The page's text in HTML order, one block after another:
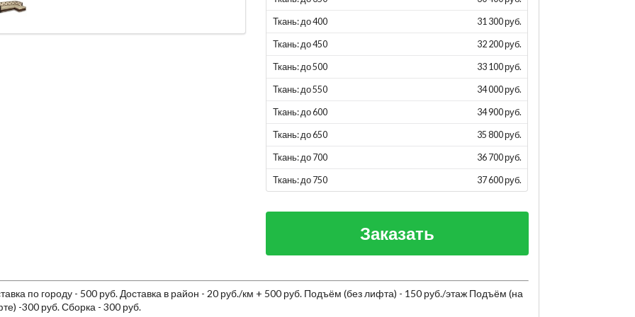
Ткань: до 400 31 300 руб.
Ткань: до 450 32 200 руб.
Ткань: до 500 33 100 руб.
Ткань: до 550 34 000 руб.
Ткань: до 600 34 900 руб.
Ткань: до 650 35 800 руб.
Ткань: до 700 36 700 руб.
Ткань: до 750 37 600 руб.
Заказать
по городу - 500 руб. Доставка в район - 20 руб./км + 500 руб. Подъём (без лифта) - 150 руб./этаж Подъём (на
-300 руб. Сборка - 300 руб.